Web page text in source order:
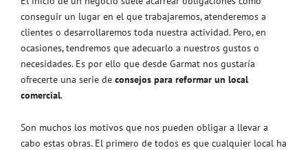
conseguir un lugar en el que trabajaremos, atenderemos a
clientes o desarrollaremos toda nuestra actividad. Pero, en
ocasiones, tendremos que adecuarlo a nuestros gustos o
necesidades. Es por ello que desde Garmat nos gustaría
ofrecerte una serie de consejos para reformar un local
comercial.
Son muchos los motivos que nos pueden obligar a llevar a
cabo estas obras. El primero de todos es que cualquier local ha